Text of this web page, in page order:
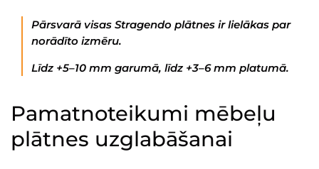
Pārsvarā visas Stragendo plātnes ir lielākas par
norādīto izmēru.
Līdz +5–10 mm garumā, līdz +3–6 mm platumā.
Pamatnoteikumi mēbeļu
plātnes uzglabāšanai